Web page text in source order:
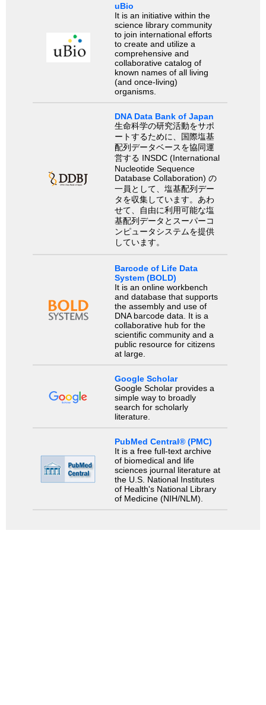
uBio
It is an initiative within the
science library community
to join international efforts
to create and utilize a
comprehensive and
collaborative catalog of
known names of all living
(and once-living)
organisms.
DNA Data Bank of Japan
生命科学の研究活動をサポ
ートするために、国際塩基
配列データベースを協同運
営する INSDC (International
Nucleotide Sequence
Database Collaboration) の
一員として、塩基配列デー
タを収集しています。あわ
せて、自由に利用可能な塩
基配列データとスーパーコ
ンピュータシステムを提供
しています。
Barcode of Life Data
System (BOLD)
It is an online workbench
and database that supports
the assembly and use of
DNA barcode data. It is a
collaborative hub for the
scientific community and a
public resource for citizens
at large.
Google Scholar
Google Scholar provides a
simple way to broadly
search for scholarly
literature.
PubMed Central® (PMC)
It is a free full-text archive
of biomedical and life
sciences journal literature at
the U.S. National Institutes
of Health's National Library
of Medicine (NIH/NLM).